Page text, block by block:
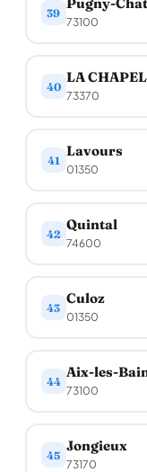
39
73100
40
LA
73370
41
Lavours
01350
42
Quintal
74600
43
Culoz
01350
44
Aix-les-
73100
45
Jongieux
73170